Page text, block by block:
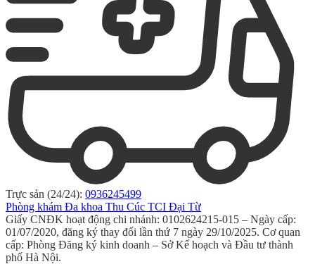
Trực sản (24/24): 0936245499
Phòng khám Đa khoa Thu Cúc TCI Đại Từ
Giấy CNĐK hoạt động chi nhánh: 0102624215-015 – Ngày cấp:
01/07/2020, đăng ký thay đổi lần thứ 7 ngày 29/10/2025. Cơ quan
cấp: Phòng Đăng ký kinh doanh – Sở Kế hoạch và Đầu tư thành
phố Hà Nội.